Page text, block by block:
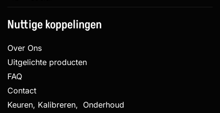
Nuttige koppelingen
Over Ons
Uitgelichte producten
FAQ
Contact
Keuren, Kalibreren, Onderhoud